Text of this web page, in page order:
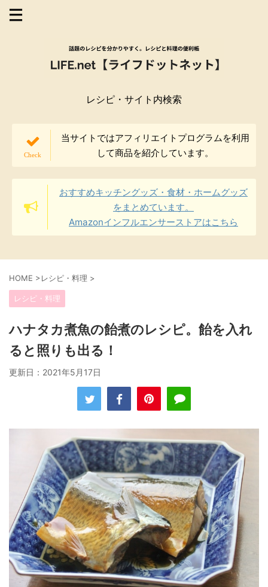
レシピ・サイト内検索
当サイトではアフィリエイトプログラムを利用
して商品を紹介しています。
おすすめキッチングッズ・食材・ホームグッズ
をまとめています。
Amazonインフルエンサーストアはこちら
HOME >レシピ・料理 >
レシピ・料理
ハナタカ煮魚の飴煮のレシピ。飴を入れ
ると照りも出る！
更新日： 2021年5月17日